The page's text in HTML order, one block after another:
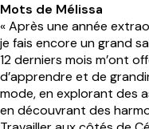
Mots de Mélissa
« Après une année
je fais encore un grand
12 derniers mois m’ont
d’apprendre et de
mode, en explorant des
en découvrant des